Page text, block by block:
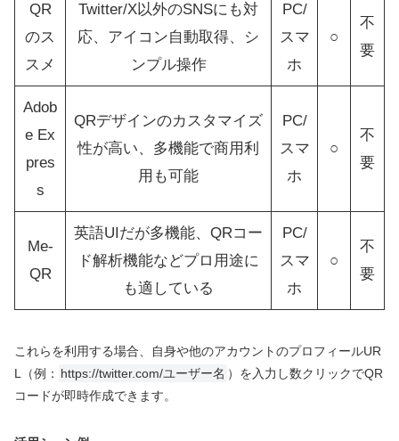
QR
のス
スメ
Twitter/X以外のSNSにも対
応、アイコン自動取得、シ
ンプル操作
PC/
スマ
ホ
○
不
要
Adob
e Ex
pres
s
QRデザインのカスタマイズ
性が高い、多機能で商用利
用も可能
PC/
スマ
ホ
○
不
要
Me-
QR
英語UIだが多機能、QRコー
ド解析機能などプロ用途に
も適している
PC/
スマ
ホ
○
不
要
これらを利用する場合、自身や他のアカウントのプロフィールUR
L（例： https://twitter.com/ユーザー名 ）を入力し数クリックでQR
コードが即時作成できます。